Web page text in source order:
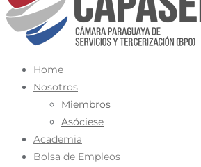
Home
Nosotros
Miembros
Asóciese
Academia
Bolsa de Empleos